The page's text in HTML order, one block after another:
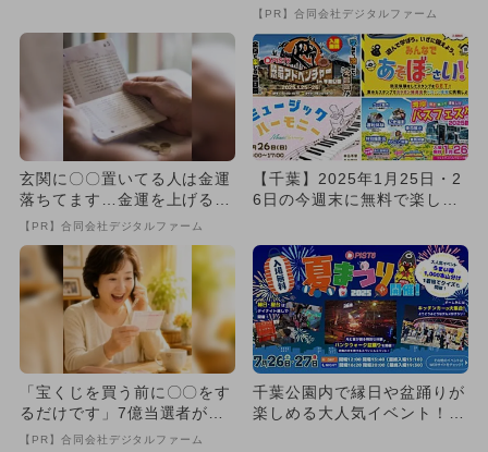
【PR】合同会社デジタルファーム
玄関に〇〇置いてる人は金運
落ちてます…金運を上げる方
法とは
【PR】合同会社デジタルファーム
【千葉】2025年1月25日・2
6日の今週末に無料で楽しめ
「宝くじを買う前に〇〇をす
るだけです」7億当選者が続
出
【PR】合同会社デジタルファーム
千葉公園内で縁日や盆踊りが
楽しめる大人気イベント！